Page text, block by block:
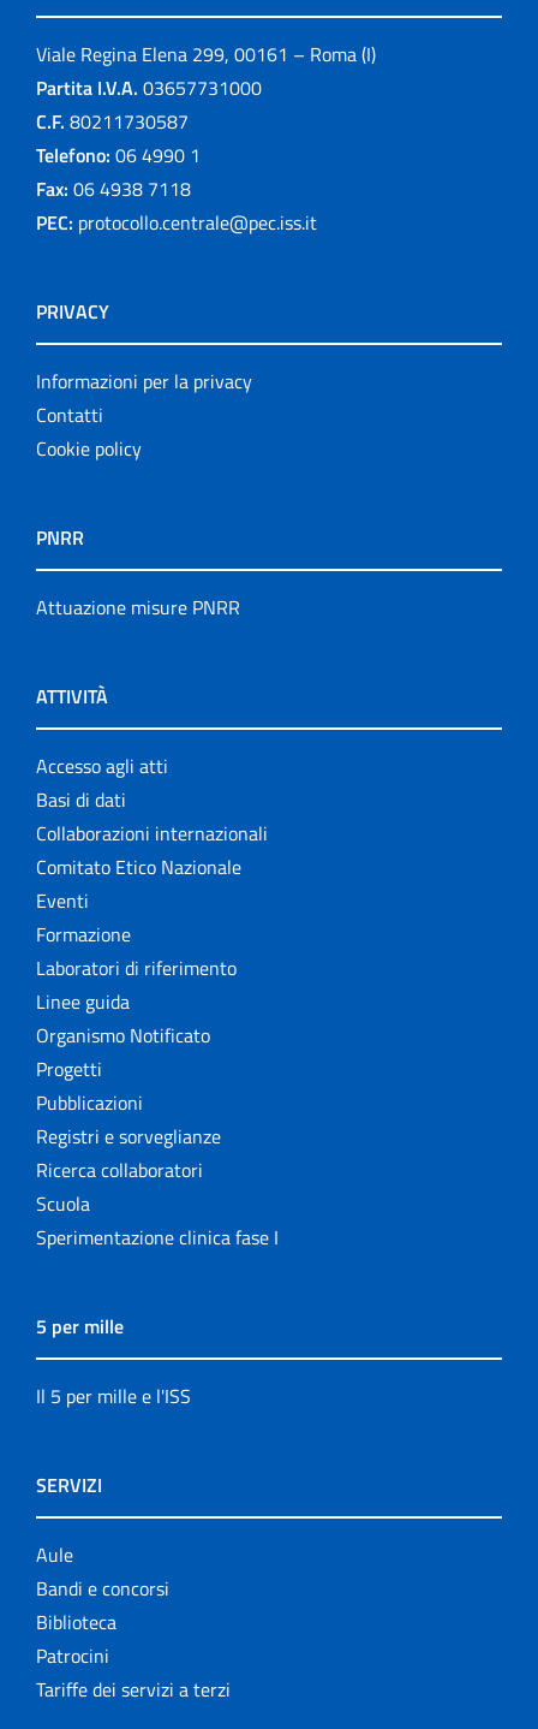
Viale Regina Elena 299, 00161 – Roma (I)
Partita I.V.A. 03657731000
C.F. 80211730587
Telefono: 06 4990 1
Fax: 06 4938 7118
PEC: protocollo.centrale@pec.iss.it
PRIVACY
Informazioni per la privacy
Contatti
Cookie policy
PNRR
Attuazione misure PNRR
ATTIVITÀ
Accesso agli atti
Basi di dati
Collaborazioni internazionali
Comitato Etico Nazionale
Eventi
Formazione
Laboratori di riferimento
Linee guida
Organismo Notificato
Progetti
Pubblicazioni
Registri e sorveglianze
Ricerca collaboratori
Scuola
Sperimentazione clinica fase I
5 per mille
Il 5 per mille e l'ISS
SERVIZI
Aule
Bandi e concorsi
Biblioteca
Patrocini
Tariffe dei servizi a terzi